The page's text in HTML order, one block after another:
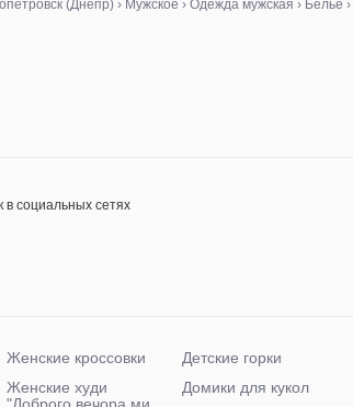
(Днепр) › Мужское › Одежда мужская › Белье ›
в социальных сетях
Женские кроссовки
Женские худи
Детские горки
Домики для кукол